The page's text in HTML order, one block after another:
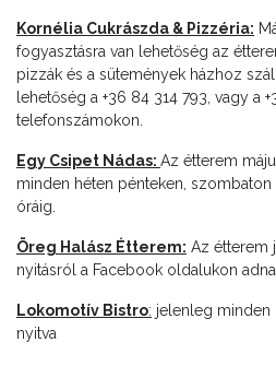
Kornélia Cukrászda & Pizzéria:
fogyasztásra van lehetőség az
pizzák és a sütemények házhoz
lehetőség a +36 84 314 793, vagy a
telefonszámokon.
Egy Csipet Nádas: Az étterem
minden héten pénteken,
óráig.
Öreg Halász Étterem: Az étterem
nyitásról a Facebook oldalukon
Lokomotív Bistro: jelenleg minden
nyitva